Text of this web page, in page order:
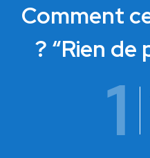
Comment
? “Rien de
1